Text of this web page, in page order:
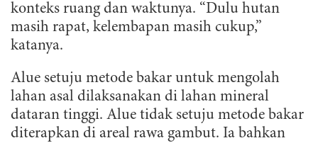
konteks ruang dan waktunya. “Dulu hutan
masih rapat, kelembapan masih cukup,”
katanya.
Alue setuju metode bakar untuk mengolah
lahan asal dilaksanakan di lahan mineral
dataran tinggi. Alue tidak setuju metode bakar
diterapkan di areal rawa gambut. Ia bahkan